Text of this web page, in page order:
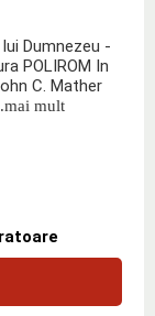
Dumnezeu -
POLIROM In
C. Mather
mult